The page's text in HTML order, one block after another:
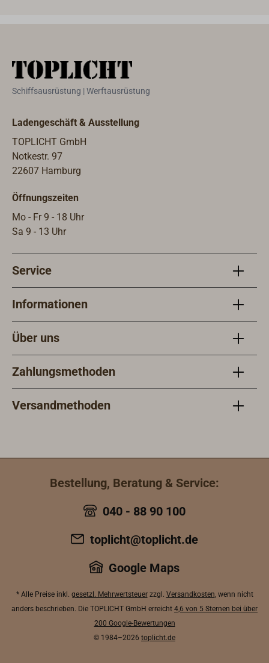
Schiffsausrüstung | Werftausrüstung
Ladengeschäft & Ausstellung
TOPLICHT GmbH
Notkestr. 97
22607 Hamburg
Öffnungszeiten
Mo - Fr 9 - 18 Uhr
Sa 9 - 13 Uhr
Service
Informationen
Über uns
Zahlungsmethoden
Versandmethoden
Bestellung, Beratung & Service:
040 - 88 90 100
toplicht@toplicht.de
Google Maps
* Alle Preise inkl. gesetzl. Mehrwertsteuerzzgl. Versandkosten, wenn nicht
anders beschrieben. Die TOPLICHT GmbH erreicht 4,6 von 5 Sternen bei über
200 Google-Bewertungen
© 1984–2026 toplicht.de